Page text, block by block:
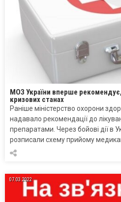
МОЗ України вперше
кризових станах
Раніше міністерство охорони
надавало рекомендації до
препаратами. Через бойові дії в
розписали схему прийому
07.03.2022